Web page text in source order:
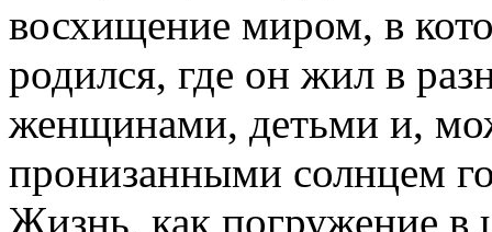
восхищение миром, в
родился, где он жил в
женщинами, детьми и,
пронизанными солнцем
Жизнь, как погружение в